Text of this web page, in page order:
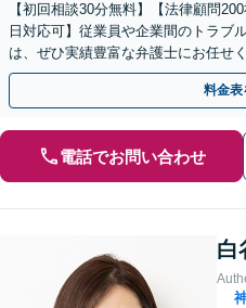
【初回相談30分無料】【法律顧問
日対応可】従業員や企業間のトラブ
は、ぜひ実績豊富な弁護士にお任せ
子契約に対応】
料金表
電話でお問い合わせ
白